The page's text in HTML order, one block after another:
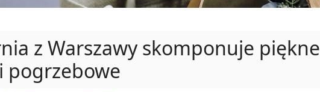
z Warszawy skomponuje piękne
pogrzebowe